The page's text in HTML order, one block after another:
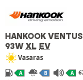
HANKOOK
93W XL EV
Vasaras
A B A